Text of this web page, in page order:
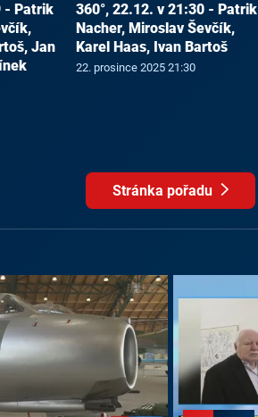
- Patrik
Jan
360°, 22.12. v 21:30 - Patrik
Nacher, Miroslav Ševčík,
Karel Haas, Ivan Bartoš
22. prosince 2025 21:30
Stránka pořadu